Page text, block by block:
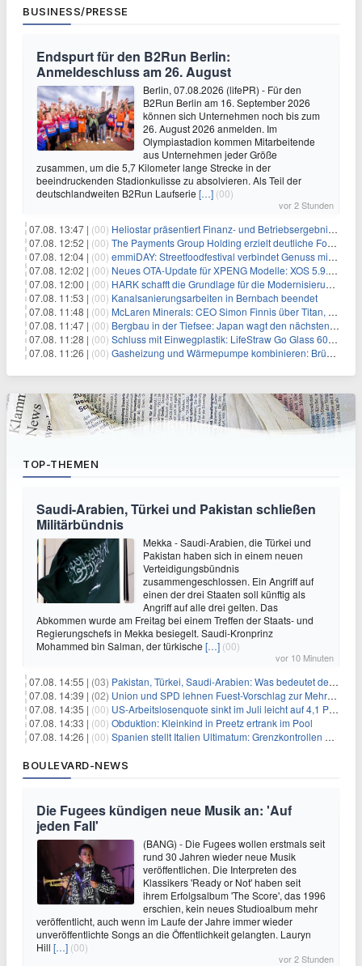
BUSINESS/PRESSE
Endspurt für den B2Run Berlin:
Anmeldeschluss am 26. August
Berlin, 07.08.2026 (lifePR) - Für den
B2Run Berlin am 16. September 2026
können sich Unternehmen noch bis zum
26. August 2026 anmelden. Im
Olympiastadion kommen Mitarbeitende
aus Unternehmen jeder Größe
zusammen, um die 5,7 Kilometer lange Strecke in der
beeindruckenden Stadionkulisse zu absolvieren. Als Teil der
deutschlandweiten B2Run Laufserie […] (00)
vor 2 Stunden
07.08. 13:47 | (00) Heliostar präsentiert Finanz- und Betriebsergebnis für das zweite Quartal 2026 mit Goldproduktion und Barreserven in Rekordhöhe
07.08. 12:52 | (00) The Payments Group Holding erzielt deutliche Fortschritte bei ihren AI-Projekten
07.08. 12:04 | (00) emmiDAY: Streetfoodfestival verbindet Genuss mit Engagement gegen Brustkrebs
07.08. 12:02 | (00) Neues OTA-Update für XPENG Modelle: XOS 5.9.5 erweitert Sicherheits-, Lade- und Komfortfunktionen
07.08. 12:00 | (00) HARK schafft die Grundlage für die Modernisierung seiner IBM i-Anwendungen
07.08. 11:53 | (00) Kanalsanierungsarbeiten in Bernbach beendet
07.08. 11:48 | (00) McLaren Minerals: CEO Simon Finnis über Titan, Zirkon und Seltene Erden
07.08. 11:47 | (00) Bergbau in der Tiefsee: Japan wagt den nächsten Schritt
07.08. 11:28 | (00) Schluss mit Einwegplastik: LifeStraw Go Glass 600ml bringt gefiltertes Trinkwasser aus der Glasflasche
07.08. 11:26 | (00) Gasheizung und Wärmepumpe kombinieren: Brückentechnologie oder Kostenfalle?
TOP-THEMEN
Saudi-Arabien, Türkei und Pakistan schließen
Militärbündnis
Mekka - Saudi-Arabien, die Türkei und
Pakistan haben sich in einem neuen
Verteidigungsbündnis
zusammengeschlossen. Ein Angriff auf
einen der drei Staaten soll künftig als
Angriff auf alle drei gelten. Das
Abkommen wurde am Freitag bei einem Treffen der Staats- und
Regierungschefs in Mekka besiegelt. Saudi-Kronprinz
Mohammed bin Salman, der türkische […] (00)
vor 10 Minuten
07.08. 14:55 | (03) Pakistan, Türkei, Saudi-Arabien: Was bedeutet der neue Pakt?
07.08. 14:39 | (02) Union und SPD lehnen Fuest-Vorschlag zur Mehrwertsteuer ab
07.08. 14:35 | (00) US-Arbeitslosenquote sinkt im Juli leicht auf 4,1 Prozent
07.08. 14:33 | (00) Obduktion: Kleinkind in Preetz ertrank im Pool
07.08. 14:26 | (00) Spanien stellt Italien Ultimatum: Grenzkontrollen beenden
BOULEVARD-NEWS
Die Fugees kündigen neue Musik an: 'Auf
jeden Fall'
(BANG) - Die Fugees wollen erstmals seit
rund 30 Jahren wieder neue Musik
veröffentlichen. Die Interpreten des
Klassikers 'Ready or Not' haben seit
ihrem Erfolgsalbum 'The Score', das 1996
erschien, kein neues Studioalbum mehr
veröffentlicht, auch wenn im Laufe der Jahre immer wieder
unveröffentlichte Songs an die Öffentlichkeit gelangten. Lauryn
Hill […] (00)
vor 2 Stunden